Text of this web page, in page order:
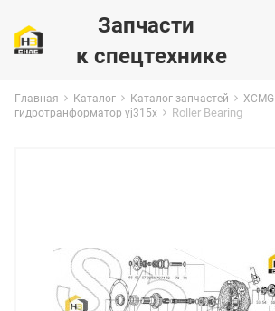
Запчасти
к спецтехнике
Главная Каталог Каталог запчастей XCMG
гидротранформатор yj315x
Roller Bearing